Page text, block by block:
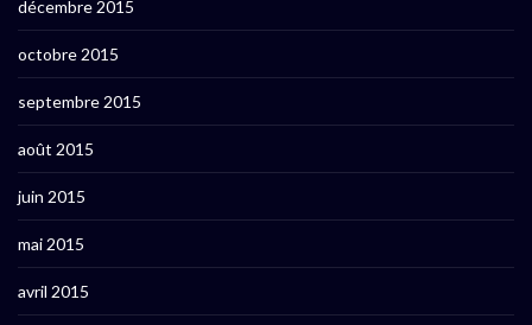
décembre 2015
octobre 2015
septembre 2015
août 2015
juin 2015
mai 2015
avril 2015